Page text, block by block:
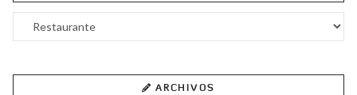
Categorías
ARCHIVOS